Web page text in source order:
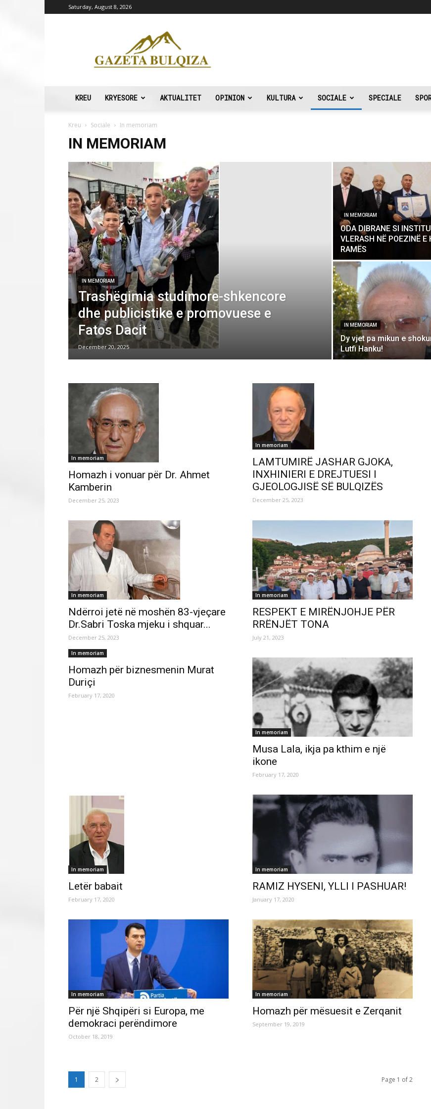
Saturday, August 8, 2026
Gazeta
Bulqiza
KREU KRYESORE AKTUALITET OPINION KULTURA SOCIALE SPECIALE
Kreu Sociale In memoriam
IN MEMORIAM
IN MEMORIAM
Trashëgimia studimore-shkencore
dhe publicistike e promovuese e
Fatos Dacit
December 20, 2025
IN MEMORIAM
ODA DIBRANE SI
VLERASH NË POEZINË E
RAMËS
IN MEMORIAM
Dy vjet pa mikun e
Lutfi Hanku!
In memoriam
Homazh i vonuar për Dr. Ahmet
Kamberin
December 25, 2023
In memoriam
LAMTUMIRË JASHAR GJOKA,
INXHINIERI E DREJTUESI I
GJEOLOGJISË SË BULQIZËS
December 25, 2023
In memoriam
Ndërroi jetë në moshën 83-vjeçare
Dr.Sabri Toska mjeku i shquar...
December 25, 2023
In memoriam
RESPEKT E MIRËNJOHJE PËR
RRËNJËT TONA
July 21, 2023
In memoriam
Homazh për biznesmenin Murat
Duriçi
February 17, 2020
In memoriam
Musa Lala, ikja pa kthim e një
ikone
February 17, 2020
In memoriam
Letër babait
February 17, 2020
In memoriam
RAMIZ HYSENI, YLLI I PASHUAR!
January 17, 2020
In memoriam
Për një Shqipëri si Europa, me
demokraci perëndimore
October 18, 2019
In memoriam
Homazh për mësuesit e Zerqanit
September 19, 2019
1 2 Page 1 of 2